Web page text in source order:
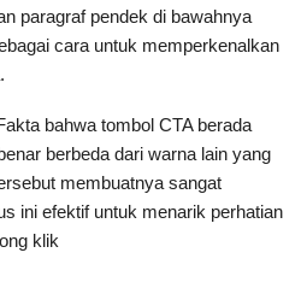
paragraf pendek di bawahnya
cara untuk memperkenalkan
bahwa tombol CTA berada
berbeda dari warna lain yang
membuatnya sangat
ini efektif untuk menarik perhatian
klik